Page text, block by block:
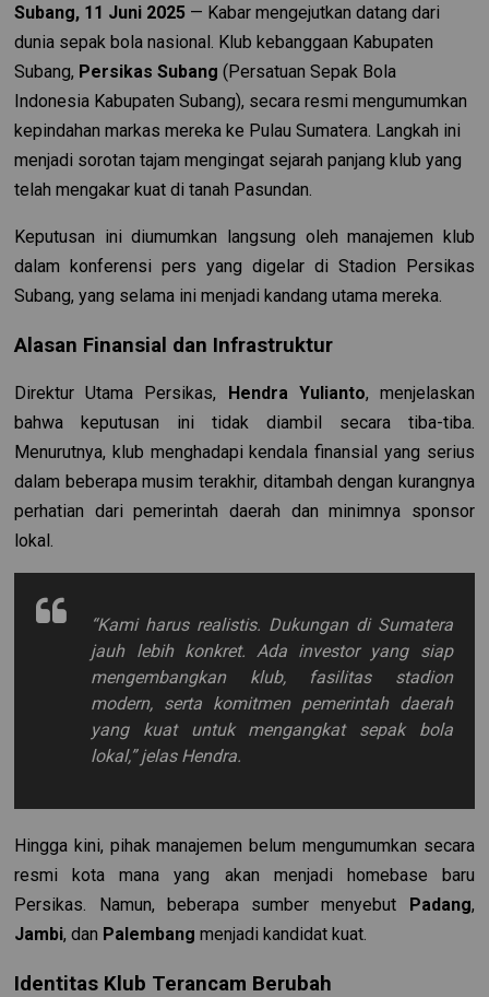
Subang, 11 Juni 2025 — Kabar mengejutkan datang dari
dunia sepak bola nasional. Klub kebanggaan Kabupaten
Subang, Persikas Subang (Persatuan Sepak Bola
Indonesia Kabupaten Subang), secara resmi mengumumkan
kepindahan markas mereka ke Pulau Sumatera. Langkah ini
menjadi sorotan tajam mengingat sejarah panjang klub yang
telah mengakar kuat di tanah Pasundan.
Keputusan ini diumumkan langsung oleh manajemen klub
dalam konferensi pers yang digelar di Stadion Persikas
Subang, yang selama ini menjadi kandang utama mereka.
Alasan Finansial dan Infrastruktur
Direktur Utama Persikas, Hendra Yulianto, menjelaskan
bahwa keputusan ini tidak diambil secara tiba-tiba.
Menurutnya, klub menghadapi kendala finansial yang serius
dalam beberapa musim terakhir, ditambah dengan kurangnya
perhatian dari pemerintah daerah dan minimnya sponsor
lokal.
“Kami harus realistis. Dukungan di Sumatera
jauh lebih konkret. Ada investor yang siap
mengembangkan klub, fasilitas stadion
modern, serta komitmen pemerintah daerah
yang kuat untuk mengangkat sepak bola
lokal,”jelas Hendra.
Hingga kini, pihak manajemen belum mengumumkan secara
resmi kota mana yang akan menjadi homebase baru
Persikas. Namun, beberapa sumber menyebut
Padang,
Jambi, dan Palembang menjadi kandidat kuat.
Identitas Klub Terancam Berubah